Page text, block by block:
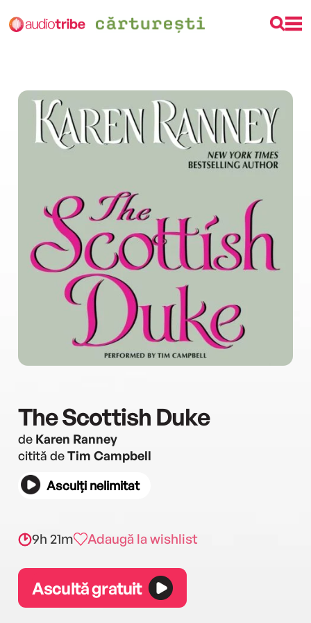
The Scottish Duke
de Karen Ranney
citită deTim Campbell
Asculți nelimitat
9h 21m Adaugă la wishlist
Ascultă gratuit